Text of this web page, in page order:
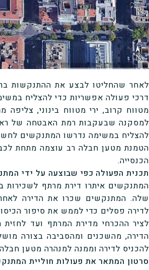
לאחר שהחליטו לבצע את ההתנקשות
דרכי פעולה אפשריות כדי להצליח
מטווח קרוב, ירי מטווח בינוני,
למסקנה שבעקבות רמת האבטחה של
להצליח במשימה נדרשו המתנקשים
הטמנת מטען חבלה רב עוצמה מתחת
הכנסייה.
תכנית הפעולה כפי שבוצעה על ידי
המתנקשים איתרו דירת מרתף לשכירות
שלה. המתנקשים שכרו את הדירה
לדירה פסלים כדי לממש את סיפור
לציר ההכרחי מדירת המרתף ועד
הדירה, מהשכנים ומהסביבה בצורה
להכניס לדירה וממנה למנהרה מטען חבלה רב עוצמה במשקל
סרטון המתאר את פעולות חוליית